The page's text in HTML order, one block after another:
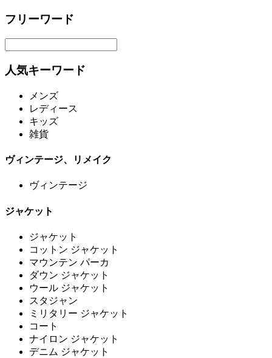
フリーワード
人気キーワード
メンズ
レディース
キッズ
雑貨
ヴィンテージ、リメイク
ヴィンテージ
ジャケット
ジャケット
コットン ジャケット
マウンテン パーカ
ダウン ジャケット
ウール ジャケット
スタジャン
ミリタリー ジャケット
コート
ナイロン ジャケット
デニム ジャケット